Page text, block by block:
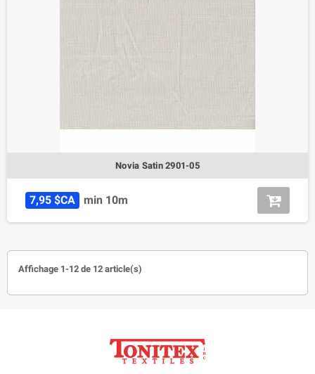
Novia Satin 2901-05
7,95 $CA min 10m
Affichage 1-12 de 12 article(s)